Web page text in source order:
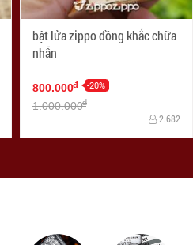
bật lửa zippo đồng khắc chữa
nhẫn
800.000đ -20%
1.000.000đ
2.682